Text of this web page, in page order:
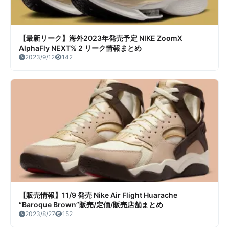
【最新リーク】海外2023年発売予定 NIKE ZoomX
AlphaFly NEXT% 2 リーク情報まとめ
2023/9/12 142
【販売情報】11/9 発売 Nike Air Flight Huarache
“Baroque Brown”販売/定価/販売店舗まとめ
2023/8/27 152